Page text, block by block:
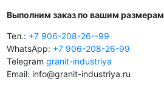
Выполним заказ по вашим размерам
Тел.: +7 906-208-26--99
WhatsApp: +7 906-208-26-99
Telegram granit-industriya
Email: info@granit-industriya.ru